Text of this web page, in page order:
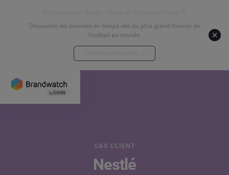
Découvrez les données en temps réel du plus grand tournoi de
football au monde.
CAS CLIENT
Nestlé